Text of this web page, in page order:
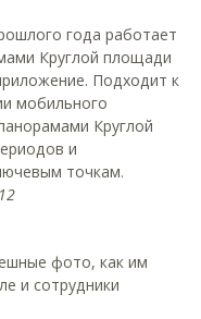
года работает
Круглой площади
Подходит к
мобильного
Круглой
и
точкам.
фото, как им
и сотрудники